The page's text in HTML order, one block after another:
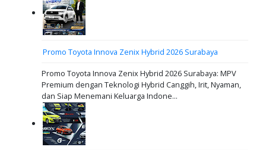
Promo Toyota Innova Zenix Hybrid 2026 Surabaya
Promo Toyota Innova Zenix Hybrid 2026 Surabaya: MPV
Premium dengan Teknologi Hybrid Canggih, Irit, Nyaman,
dan Siap Menemani Keluarga Indone...